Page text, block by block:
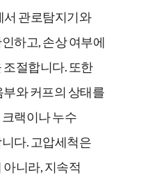
서 관로탐지기와
하고, 손상 여부에
조절합니다. 또한
와 커프의 상태를
랙이나 누수
다. 고압세척은
니라, 지속적